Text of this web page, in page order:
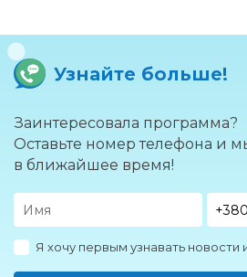
Узнайте больше!
Заинтересовала программа?
Оставьте номер телефона и
в ближайшее время!
Я хочу первым узнавать новости